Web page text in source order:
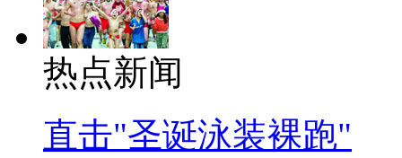
热点新闻
直击"圣诞泳装裸跑"